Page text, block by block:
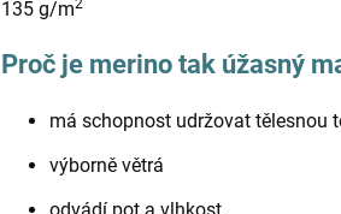
135 g/m2
Proč je merino tak úžasný
má schopnost udržovat tělesnou
výborně větrá